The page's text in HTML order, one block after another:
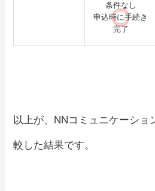
条件なし
申込時に手続き
完了
以上が、NNコミュニケーショ
較した結果です。